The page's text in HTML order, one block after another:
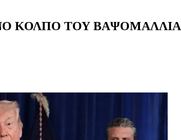
ΚΟΛΠΟ ΤΟΥ ΒΑΨΟΜΑΛΛΙΑ